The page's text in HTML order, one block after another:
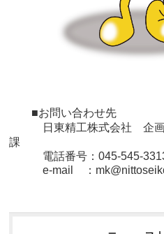
■お問い合わせ先
日東精工株式会社 企
課
電話番号：045-545-
e-mail ：